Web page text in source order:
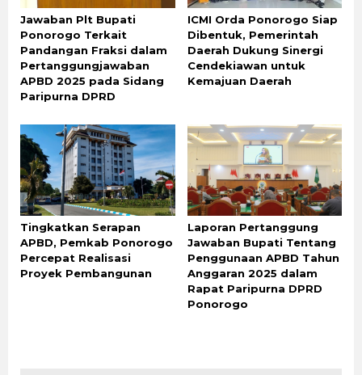
Jawaban Plt Bupati
Ponorogo Terkait
Pandangan Fraksi dalam
Pertanggungjawaban
APBD 2025 pada Sidang
Paripurna DPRD
ICMI Orda Ponorogo Siap
Dibentuk, Pemerintah
Daerah Dukung Sinergi
Cendekiawan untuk
Kemajuan Daerah
Tingkatkan Serapan
APBD, Pemkab Ponorogo
Percepat Realisasi
Proyek Pembangunan
Laporan Pertanggung
Jawaban Bupati Tentang
Penggunaan APBD Tahun
Anggaran 2025 dalam
Rapat Paripurna DPRD
Ponorogo